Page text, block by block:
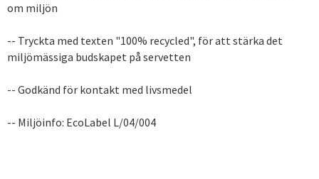
om miljön
-- Tryckta med texten "100% recycled", för att stärka det
miljömässiga budskapet på servetten
-- Godkänd för kontakt med livsmedel
-- Miljöinfo: EcoLabel L/04/004